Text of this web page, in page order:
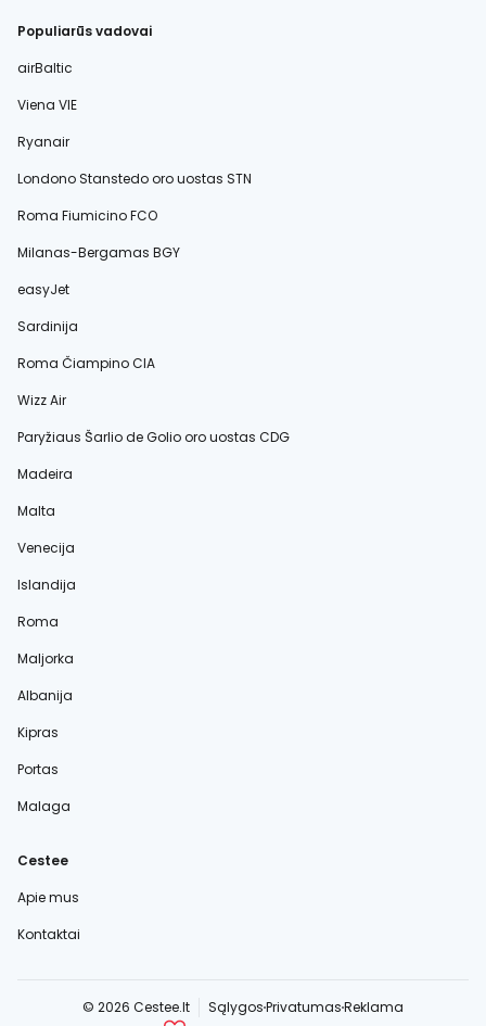
Populiarūs vadovai
airBaltic
Viena VIE
Ryanair
Londono Stanstedo oro uostas STN
Roma Fiumicino FCO
Milanas-Bergamas BGY
easyJet
Sardinija
Roma Čiampino CIA
Wizz Air
Paryžiaus Šarlio de Golio oro uostas CDG
Madeira
Malta
Venecija
Islandija
Roma
Maljorka
Albanija
Kipras
Portas
Malaga
Cestee
Apie mus
Kontaktai
© 2026 Cestee.lt SąlygosPrivatumasReklama